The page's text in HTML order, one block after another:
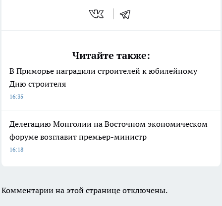
Читайте также:
В Приморье наградили строителей к юбилейному
Дню строителя
16:35
Делегацию Монголии на Восточном экономическом
форуме возглавит премьер-министр
16:18
Комментарии на этой странице отключены.